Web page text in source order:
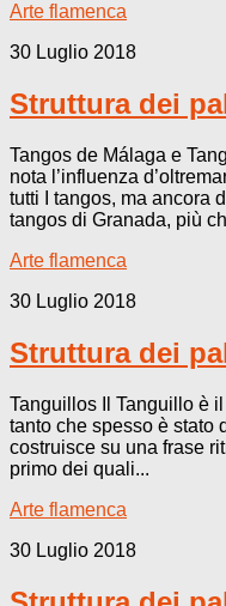
Arte flamenca
30 Luglio 2018
Struttura dei
Tangos de Málaga e
nota l’influenza
tutti I tangos, ma ancora
tangos di Granada, più
Arte flamenca
30 Luglio 2018
Struttura dei
Tanguillos Il Tanguillo è
tanto che spesso è stato
costruisce su una frase
primo dei quali...
Arte flamenca
30 Luglio 2018